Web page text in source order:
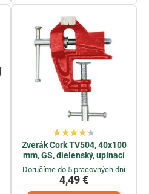
Zverák Cork TV504, 40x100
mm, GS, dielenský, upínací
Doručíme do 5 pracovných dní
4,49 €